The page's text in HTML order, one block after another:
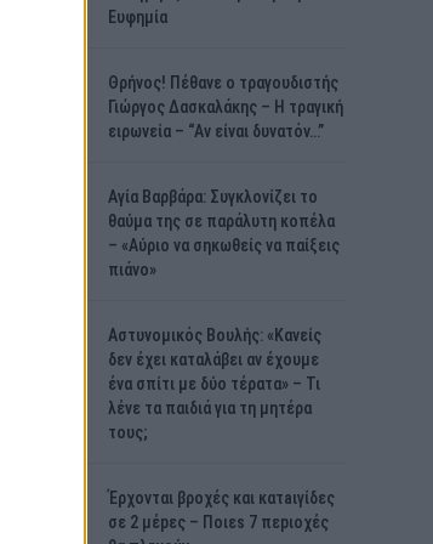
Ευφημία
Θρήνος! Πέθανε ο τραγουδιστής
Γιώργος Δασκαλάκης – Η τραγική
ειρωνεία – “Αν είναι δυνατόν…”
Αγία Βαρβάρα: Συγκλονίζει το
θαύμα της σε παράλυτη κοπέλα
– «Αύριο να σηκωθείς να παίξεις
πιάνο»
Αστυνομικός Bουλής: «Κανείς
δεν έχει καταλάβει αν έχουμε
ένα σπίτι με δύο τέρατα» – Τι
λένε τα παιδιά για τη μητέρα
τους;
Έρχονται βροχές και κατaιγίδες
σε 2 μέpες – Ποιεs 7 πεpιοχές